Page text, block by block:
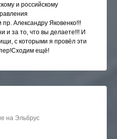
и российскому
пр. Александру Яковенко!!!
и за то, что вы делаете!!! И
с которыми я провёл эти
ещё!
на Эльбрус